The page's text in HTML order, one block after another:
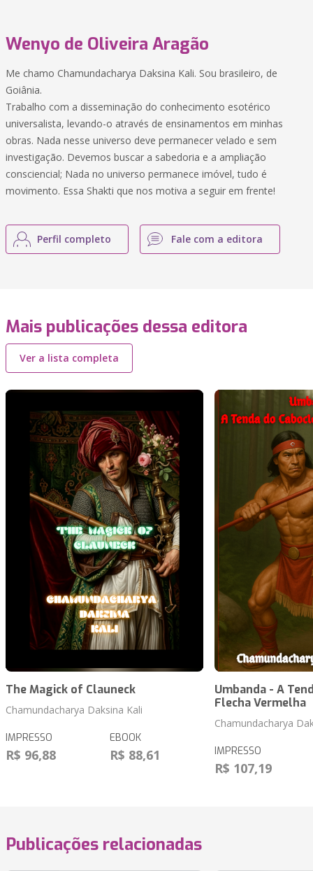
Wenyo de Oliveira Aragão
Me chamo Chamundacharya Daksina Kali. Sou brasileiro, de
Goiânia.
Trabalho com a disseminação do conhecimento esotérico
universalista, levando-o através de ensinamentos em minhas
obras. Nada nesse universo deve permanecer velado e sem
investigação. Devemos buscar a sabedoria e a ampliação
consciencial; Nada no universo permanece imóvel, tudo é
movimento. Essa Shakti que nos motiva a seguir em frente!
Perfil completo Fale com a editora
Mais publicações dessa editora
Ver a lista completa
The Magick of Clauneck
Chamundacharya Daksina Kali
IMPRESSO
R$ 96,88
EBOOK
R$ 88,61
Umbanda - A
Flecha Vermelha
Chamundacharya
IMPRESSO
R$ 107,19
Publicações relacionadas